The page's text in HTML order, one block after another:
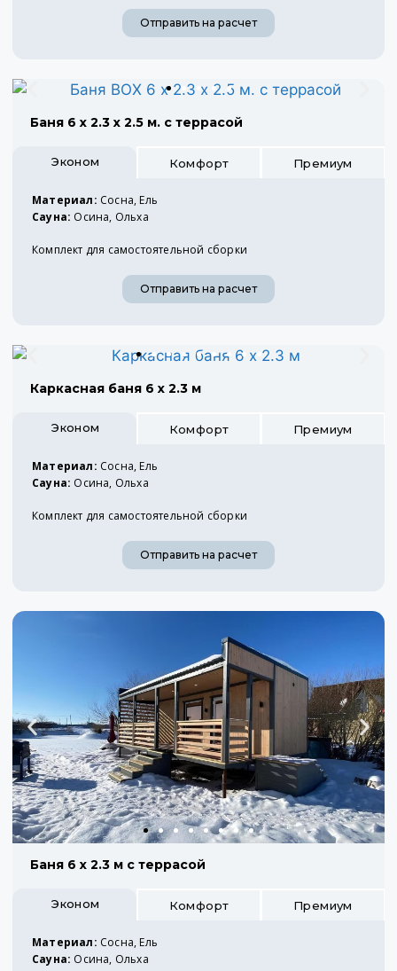
Отправить на расчет
Баня 6 х 2.3 х 2.5 м. с террасой
Эконом Комфорт Премиум
Материал: Сосна, Ель
Сауна: Осина, Ольха
Комплект для самостоятельной сборки
Отправить на расчет
Каркасная баня 6 х 2.3 м
Эконом Комфорт Премиум
Материал: Сосна, Ель
Сауна: Осина, Ольха
Комплект для самостоятельной сборки
Отправить на расчет
Баня 6 х 2.3 м с террасой
Эконом Комфорт Премиум
Материал: Сосна, Ель
Сауна: Осина, Ольха